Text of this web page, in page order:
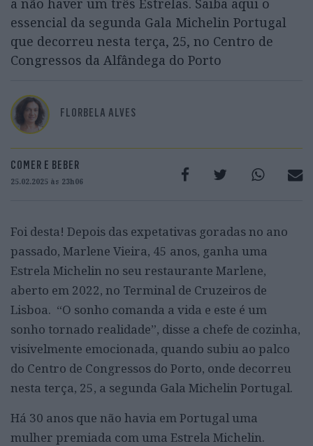
a não haver um três Estrelas. Saiba aqui o
essencial da segunda Gala Michelin Portugal
que decorreu nesta terça, 25, no Centro de
Congressos da Alfândega do Porto
FLORBELA ALVES
COMER E BEBER
25.02.2025 às 23h06
Foi desta! Depois das expetativas goradas no ano
passado, Marlene Vieira, 45 anos, ganha uma
Estrela Michelin no seu restaurante Marlene,
aberto em 2022, no Terminal de Cruzeiros de
Lisboa. “O sonho comanda a vida e este é um
sonho tornado realidade”, disse a chefe de cozinha,
visivelmente emocionada, quando subiu ao palco
do Centro de Congressos do Porto, onde decorreu
nesta terça, 25, a segunda Gala Michelin Portugal.
Há 30 anos que não havia em Portugal uma
mulher premiada com uma Estrela Michelin.